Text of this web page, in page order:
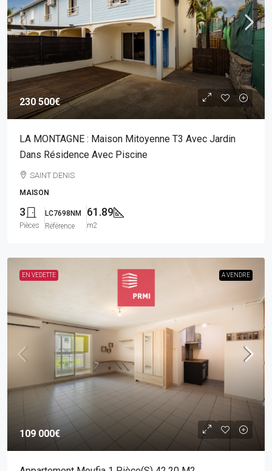
230 500€
LA MONTAGNE : Maison Mitoyenne T3 Avec Jardin
Dans Résidence Avec Piscine
SAINT DENIS
MAISON
3
Pièces
LC7698NM
Référence
61.89
m2
EN VEDETTE A VENDRE
109 000€